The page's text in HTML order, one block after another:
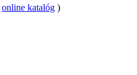
online katalóg )